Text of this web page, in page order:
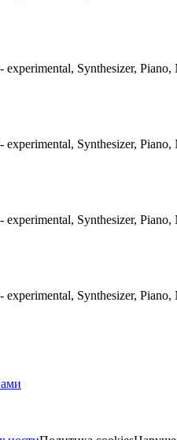
Synthesizer, Piano,
Synthesizer, Piano,
Synthesizer, Piano,
Synthesizer, Piano,